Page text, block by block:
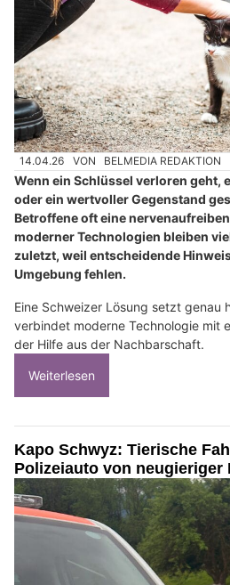
14.04.26 VON BELMEDIA REDAKTION
Wenn ein Schlüssel verloren geht,
oder ein wertvoller Gegenstand
Betroffene oft eine
moderner Technologien bleiben
zuletzt, weil entscheidende
Umgebung fehlen.
Eine Schweizer Lösung setzt genau
verbindet moderne Technologie mit
der Hilfe aus der Nachbarschaft.
Weiterlesen
Kapo Schwyz: Tierische
Polizeiauto von neugieriger